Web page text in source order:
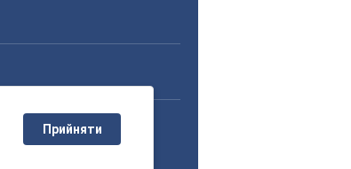
11 класПрийняти